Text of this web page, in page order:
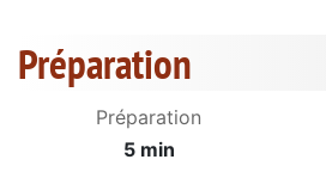
Préparation
Préparation
5 min